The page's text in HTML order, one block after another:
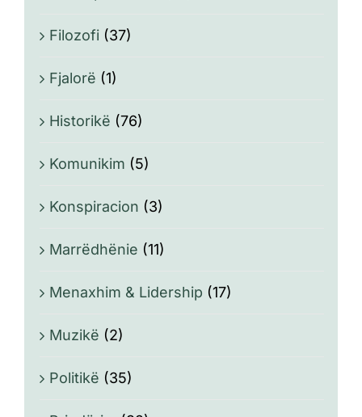
Filozofi (37)
Fjalorë (1)
Historikë (76)
Komunikim (5)
Konspiracion (3)
Marrëdhënie (11)
Menaxhim & Lidership (17)
Muzikë (2)
Politikë (35)